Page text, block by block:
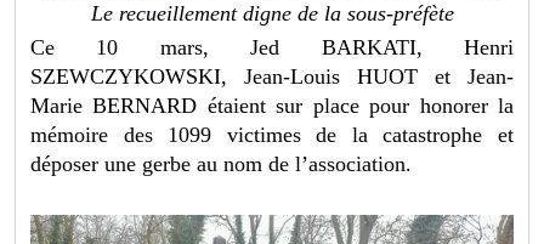
Le recueillement digne de la sous-préfète
Ce 10 mars, Jed BARKATI, Henri
SZEWCZYKOWSKI, Jean-Louis HUOT et Jean-
Marie BERNARD étaient sur place pour honorer la
mémoire des 1099 victimes de la catastrophe et
déposer une gerbe au nom de l’association.